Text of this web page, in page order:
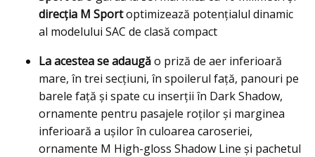
direcţia M Sportoptimizează potenţialul dinamic
al modelului SAC de clasă compact
La acestea se adaugăo priză de aer inferioară
mare, în trei secţiuni, în spoilerul faţă, panouri pe
barele faţă şi spate cu inserţii în Dark Shadow,
ornamente pentru pasajele roţilor şi marginea
inferioară a uşilor în culoarea caroseriei,
ornamente M High-gloss Shadow Line şi pachetul